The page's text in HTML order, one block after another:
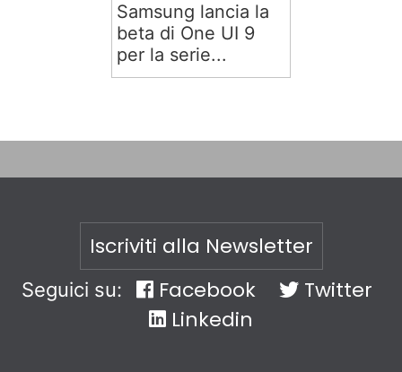
Samsung lancia la
beta di One UI 9
per la serie...
Iscriviti alla Newsletter
Seguici su: Facebook
Twitter
Linkedin